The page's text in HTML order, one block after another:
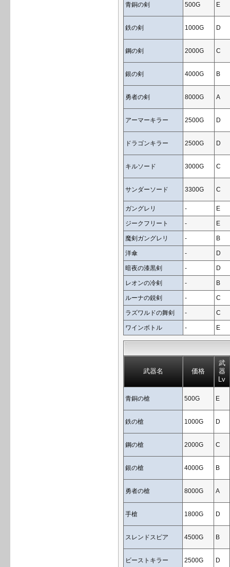
青銅の剣 500G E
鉄の剣 1000G D
鋼の剣 2000G C
銀の剣 4000G B
勇者の剣 8000G A
アーマーキラー 2500G D
ドラゴンキラー 2500G D
キルソード 3000G C
サンダーソード 3300G C
ガングレリ - E
ジークフリート - E
魔剣ガングレリ - B
洋傘 - D
暗夜の漆黒剣 - D
レオンの冷剣 - B
ルーナの鋭剣 - C
ラズワルドの舞剣 - C
ワインボトル - E
武器名 価格
武
器
Lv
青銅の槍 500G E
鉄の槍 1000G D
鋼の槍 2000G C
銀の槍 4000G B
勇者の槍 8000G A
手槍 1800G D
スレンドスピア 4500G B
ビーストキラー 2500G D